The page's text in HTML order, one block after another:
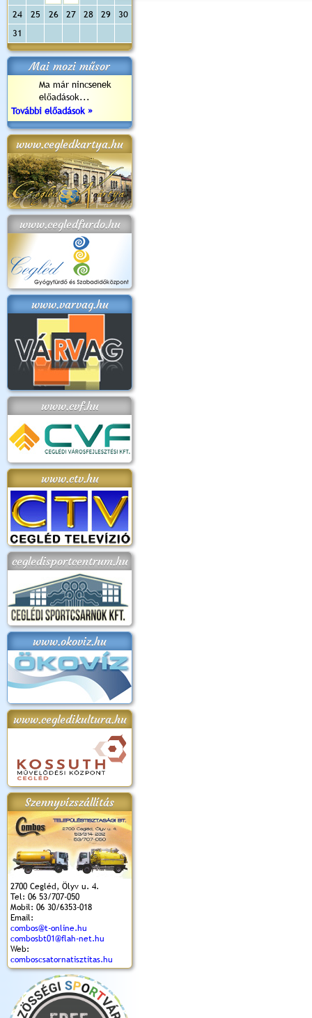
24
25 26 27 28 29
30
31
Mai mozi műsor
Ma már nincsenek
előadások...
További előadások »
www.cegledkartya.hu
www.cegledfurdo.hu
www.varvag.hu
www.cvf.hu
www.ctv.hu
cegledisportcentrum.hu
www.okoviz.hu
www.cegledikultura.hu
Szennyvízszállítás
2700 Cegléd, Ölyv u. 4.
Tel: 06 53/707-050
Mobil: 06 30/6353-018
Email:
combos@t-online.hu
combosbt01@flah-net.hu
Web:
comboscsatornatisztitas.hu
2018.
Kossuth Toborzó
Ünnepély
Szent István Ünnepe
(2017. 08. 20.)